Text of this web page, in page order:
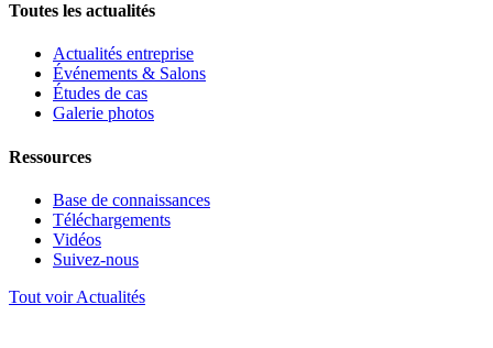
Toutes les actualités
Actualités entreprise
Événements & Salons
Études de cas
Galerie photos
Ressources
Base de connaissances
Téléchargements
Vidéos
Suivez-nous
Tout voir Actualités